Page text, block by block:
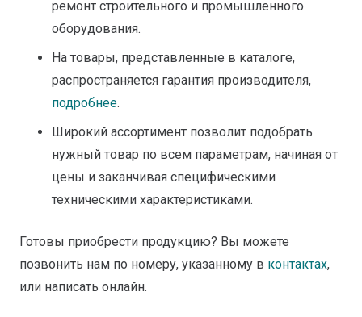
ремонт строительного и промышленного
оборудования.
На товары, представленные в каталоге,
распространяется гарантия производителя,
подробнее.
Широкий ассортимент позволит подобрать
нужный товар по всем параметрам, начиная от
цены и заканчивая специфическими
техническими характеристиками.
Готовы приобрести продукцию? Вы можете
позвонить нам по номеру, указанному в контактах,
или написать онлайн.